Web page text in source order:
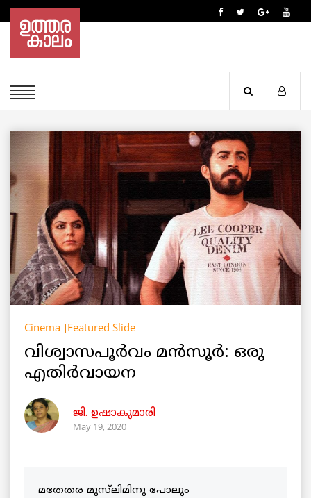
Cinema Featured Slide
വിശ്വാസപൂർവം മൻസൂർ: ഒരു
എതിർവായന
ജി. ഉഷാകുമാരി
May 19, 2020
മതേതര മുസ്‌ലിമിനു പോലും